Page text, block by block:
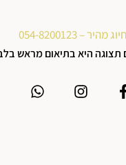
חיוג מהיר – 054-8200123
תצוגה היא בתיאום מראש